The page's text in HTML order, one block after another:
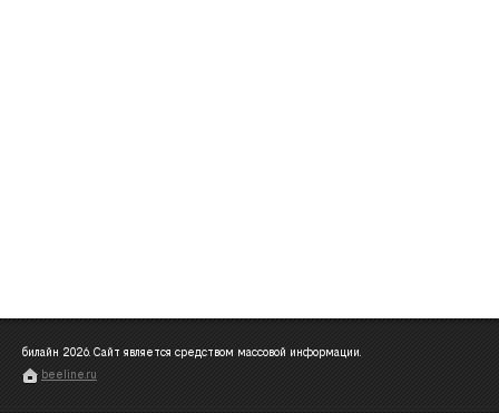
билайн 2026. Сайт является средством массовой информации.
beeline.ru